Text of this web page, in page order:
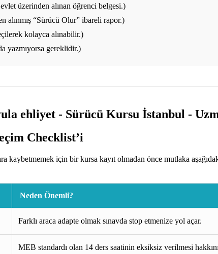
üzerinden alınan öğrenci belgesi.)
“Sürücü Olur” ibareli rapor.)
kolayca alınabilir.)
yazmıyorsa gereklidir.)
Checklist’i
kaybetmemek için bir kursa kayıt olmadan önce mutlaka
Neden Önemli?
Farklı araca adapte olmak sınavda stop etmenize yol açar.
MEB standardı olan 14 ders saatinin eksiksiz verilmesi